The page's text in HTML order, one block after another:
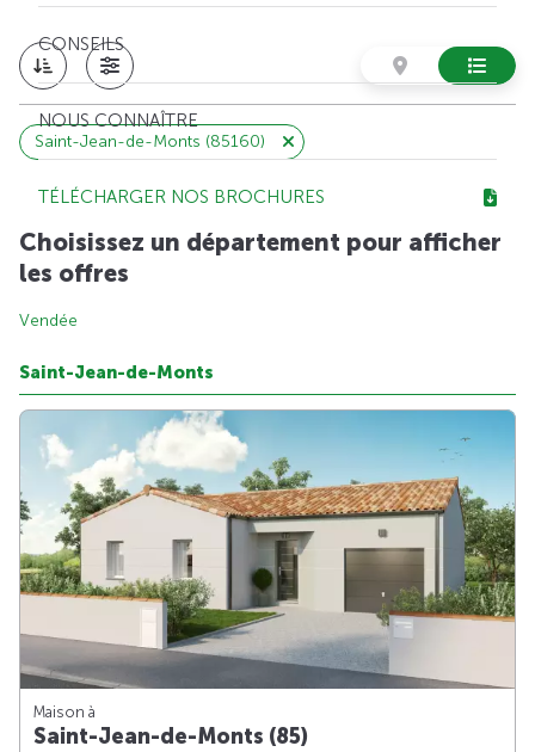
CONSEILS
NOUS CONNAÎTRE
TÉLÉCHARGER NOS BROCHURES
Saint-Jean-de-Monts (85160)
Choisissez un département pour afficher
les offres
Vendée
Saint-Jean-de-Monts
Maison à
Saint-Jean-de-Monts (85)